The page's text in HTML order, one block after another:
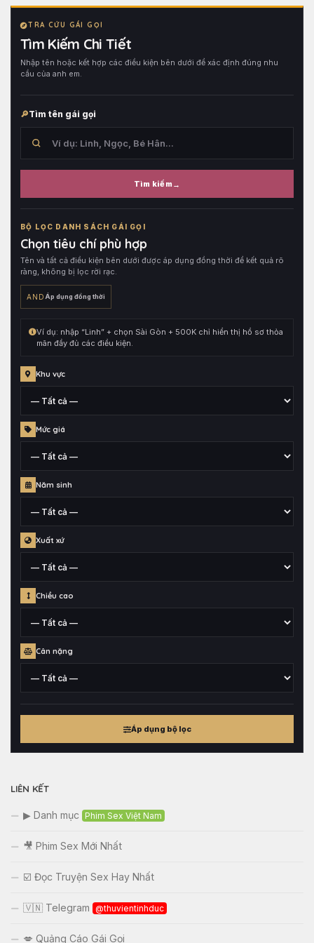
TRA CỨU GÁI GỌI
Tìm Kiếm Chi Tiết
Nhập tên hoặc kết hợp các điều kiện bên dưới để xác định đúng nhu
cầu của anh em.
Tìm tên gái gọi
Tìm kiếm
trong
tên
hồ
sơ,
đó
kết
hợp
cùng
bộ
điều
kiện
đang
chọn.
BỘ LỌC DANH SÁCH GÁI GỌI
Chọn tiêu chí phù hợp
Tên và tất cả điều kiện bên dưới được áp dụng đồng thời để kết quả rõ
ràng, không bị lọc rời rạc.
AND Áp dụng đồng thời
Ví dụ: nhập “Linh” + chọn Sài Gòn + 500K chỉ hiển thị hồ sơ thỏa
mãn đầy đủ các điều kiện.
Khu vực
Tỉnh,
thành
hoặc
quận
huyện
Mức giá
Mức
giá
gắn
cho
hồ
Năm sinh
Thông
tin
sinh
Xuất xứ
Khu
vực
xứ
Chiều cao
Chiều
cao
khảo
Cân nặng
nặng
khảo
Áp dụng bộ lọc
LIÊN KẾT
▶ Danh mục Phim Sex Việt Nam
🎥 Phim Sex Mới Nhất
☑️ Đọc Truyện Sex Hay Nhất
🇻🇳 Telegram @thuvientinhduc
💋 Quảng Cáo Gái Gọi